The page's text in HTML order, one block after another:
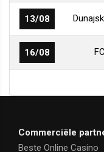
13/08
16/08
Commerciële
Beste Online Casino